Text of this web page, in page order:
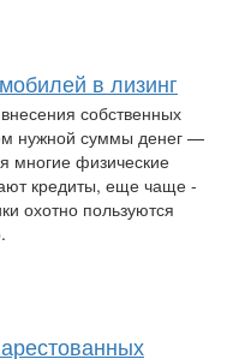
в лизинг
собственных
нужной суммы денег —
многие физические
кредиты, еще чаще -
охотно пользуются